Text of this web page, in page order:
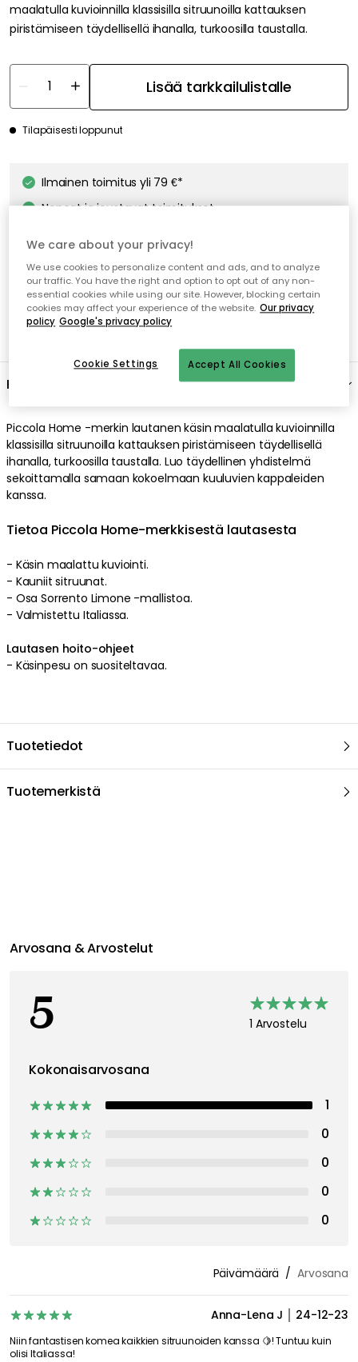
maalatulla kuvioinnilla klassisilla sitruunoilla kattauksen
piristämiseen täydellisellä ihanalla, turkoosilla taustalla.
Lisää tarkkailulistalle
Tilapäisesti loppunut
Ilmainen toimitus yli 79 €*
Nopeat ja joustavat toimitukset
Kuvaus
Piccola Home -merkin lautanen käsin maalatulla kuvioinnilla
klassisilla sitruunoilla kattauksen piristämiseen täydellisellä
ihanalla, turkoosilla taustalla. Luo täydellinen yhdistelmä
sekoittamalla samaan kokoelmaan kuuluvien kappaleiden
kanssa.
Tietoa Piccola Home-merkkisestä lautasesta
- Käsin maalattu kuviointi.
- Kauniit sitruunat.
- Osa Sorrento Limone -mallistoa.
- Valmistettu Italiassa.
Lautasen hoito-ohjeet
- Käsinpesu on suositeltavaa.
Tuotetiedot
Tuotemerkistä
We care about your privacy!
We use cookies to personalize content and ads, and to analyze
our traffic. You have the right and option to opt out of any non-
essential cookies while using our site. However, blocking certain
cookies may affect your experience of the website. Our privacy
policy Google's privacy policy
Accept All Cookies
Cookie Settings